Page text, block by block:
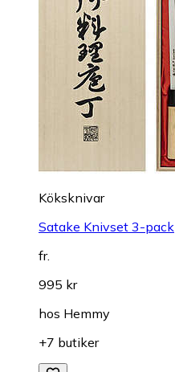
Köksknivar
Satake Knivset 3-pack
fr.
995 kr
hos Hemmy
+7 butiker